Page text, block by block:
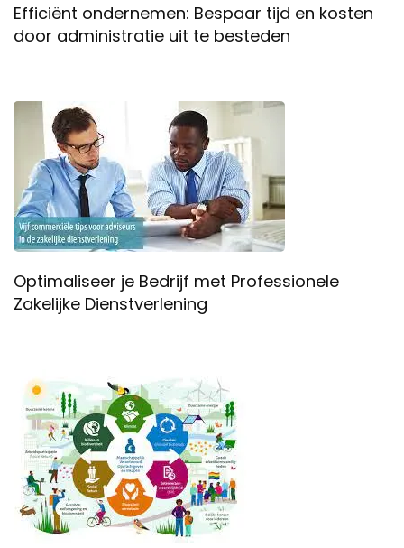
Efficiënt ondernemen: Bespaar tijd en kosten
door administratie uit te besteden
Optimaliseer je Bedrijf met Professionele
Zakelijke Dienstverlening